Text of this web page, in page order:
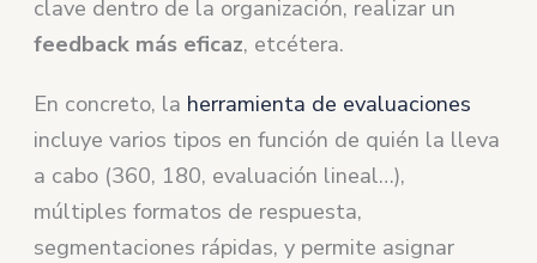
clave dentro de la organización, realizar un
feedback más eficaz, etcétera.
En concreto, la herramienta de evaluaciones
incluye varios tipos en función de quién la lleva
a cabo (360, 180, evaluación lineal…),
múltiples formatos de respuesta,
segmentaciones rápidas, y permite asignar